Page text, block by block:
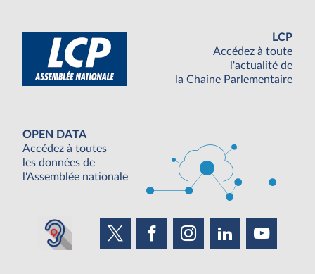
LCP
Accédez à toute
l'actualité de
la Chaine Parlementaire
OPEN DATA
Accédez à toutes
les données de
l'Assemblée nationale